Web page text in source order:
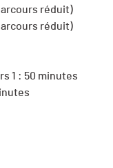
réduit)
réduit)
1 : 50 minutes